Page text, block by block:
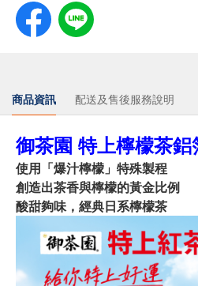
商品資訊 配送及售後服務說明
御茶園 特上檸檬茶
使用「爆汁檸檬」特殊製程
創造出茶香與檸檬的黃金比例
酸甜夠味，經典日系檸檬茶